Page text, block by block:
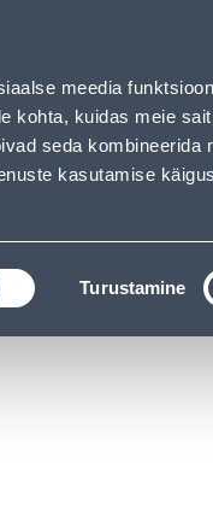
meedia
kohta, kuidas meie
seda kombineerida
kasutamise
Turustamine